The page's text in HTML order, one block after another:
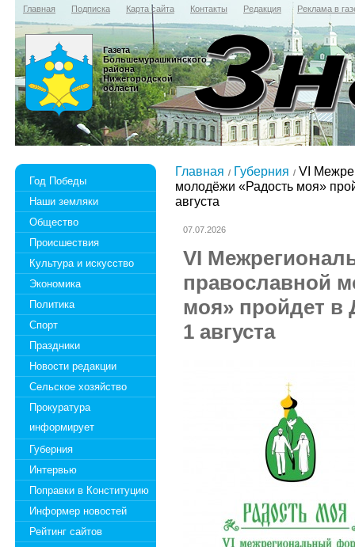
Главная Подписка Карта сайта Контакты Редакция Реклама в
Газета
Большемурашкинского
района
Нижегородской
области
Год Победы
Наши земляки
Общество
Происшествия
Культура и искусство
Экономика
Политика
Спорт
Праздники
Новости редакции
Сельское хозяйство
Прокуратура
информирует
Губерния
Интервью
Поправки в Конституцию
Информер новостей
Рейтинг сайтов
Главная Губерния
VI
молодёжи «Радость моя»
августа
07.07.2026
VI
православной
моя» пройдет в
1 августа